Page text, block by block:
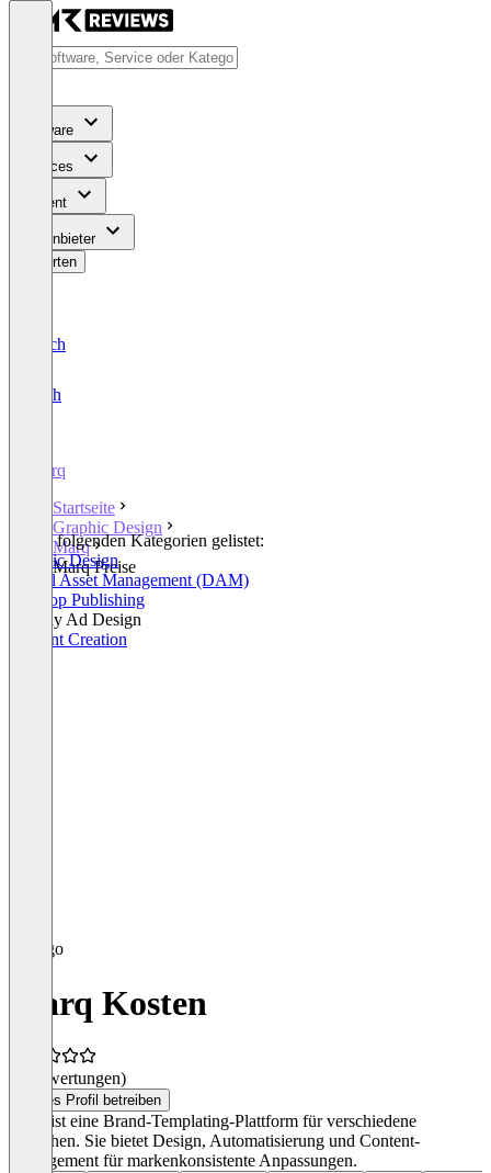
Software
Services
Content
Für Anbieter
Bewerten
Deutsch
English
Marq
Startseite
Graphic Design
Marq
Marq Preise
In den folgenden Kategorien gelistet:
Graphic Design
Digital Asset Management (DAM)
Desktop Publishing
Display Ad Design
Content Creation
Marq Kosten
(0 Bewertungen)
Dieses Profil betreiben
Marq ist eine Brand-Templating-Plattform für verschiedene
Branchen. Sie bietet Design, Automatisierung und Content-
Management für markenkonsistente Anpassungen.